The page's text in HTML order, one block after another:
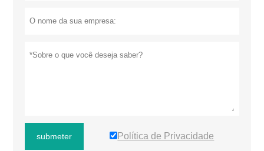
submeter Política de Privacidade